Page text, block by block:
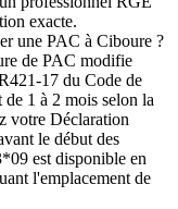
exacte.
une PAC à Ciboure ?
de PAC modifie
17 du Code de
1 à 2 mois selon la
votre Déclaration
le début des
est disponible en
l'emplacement de